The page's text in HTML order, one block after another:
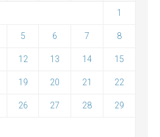
1
5 6 7 8
12 13 14 15
19 20 21 22
26 27 28 29